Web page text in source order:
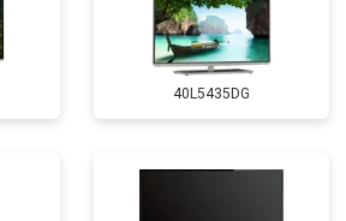
40L5435DG